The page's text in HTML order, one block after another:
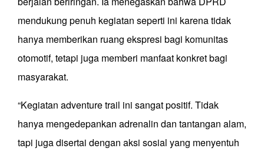
mendukung penuh kegiatan seperti ini karena tidak
hanya memberikan ruang ekspresi bagi komunitas
otomotif, tetapi juga memberi manfaat konkret bagi
masyarakat.
“Kegiatan adventure trail ini sangat positif. Tidak
hanya mengedepankan adrenalin dan tantangan alam,
tapi juga disertai dengan aksi sosial yang menyentuh